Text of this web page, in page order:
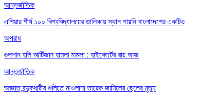
আন্তর্জাতিক
এশিয়ার শীর্ষ ১০০ বিশ্ববিদ্যালয়ের তালিকায় স্থান পায়নি বাংলাদেশের একটিও
অপরাধ
গুলশান হলি আর্টিজান হামলা মামলা : হাইকোর্টের রায় আজ
আন্তর্জাতিক
অজ্ঞাত বন্দুকধারীর গুলিতে মাওলানা তারেক জামিলের ছেলের মৃত্যু